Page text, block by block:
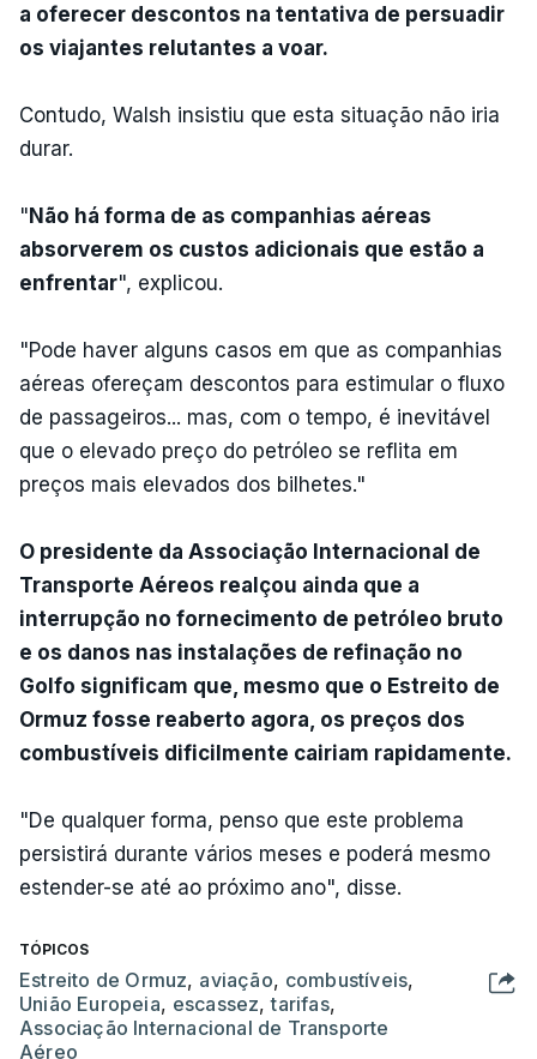
a oferecer descontos na tentativa de persuadir
os viajantes relutantes a voar.
Contudo, Walsh insistiu que esta situação não iria
durar.
"Não há forma de as companhias aéreas
absorverem os custos adicionais que estão a
enfrentar", explicou.
"Pode haver alguns casos em que as companhias
aéreas ofereçam descontos para estimular o fluxo
de passageiros... mas, com o tempo, é inevitável
que o elevado preço do petróleo se reflita em
preços mais elevados dos bilhetes."
O presidente da Associação Internacional de
Transporte Aéreos realçou ainda que a
interrupção no fornecimento de petróleo bruto
e os danos nas instalações de refinação no
Golfo significam que, mesmo que o Estreito de
Ormuz fosse reaberto agora, os preços dos
combustíveis dificilmente cairiam rapidamente.
"De qualquer forma, penso que este problema
persistirá durante vários meses e poderá mesmo
estender-se até ao próximo ano", disse.
TÓPICOS
Estreito de Ormuz, aviação, combustíveis,
União Europeia, escassez,tarifas,
Associação Internacional de Transporte
Aéreo